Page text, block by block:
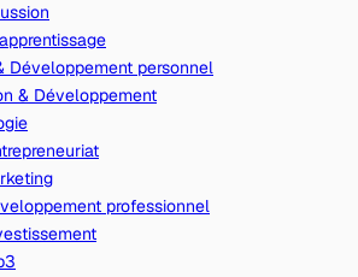
Développement personnel
& Développement
professionnel